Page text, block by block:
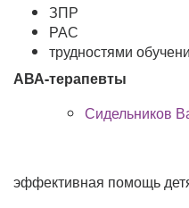
ЗПР
РАС
трудностями
АВА-терапевты
Сидельников
эффективная помощь